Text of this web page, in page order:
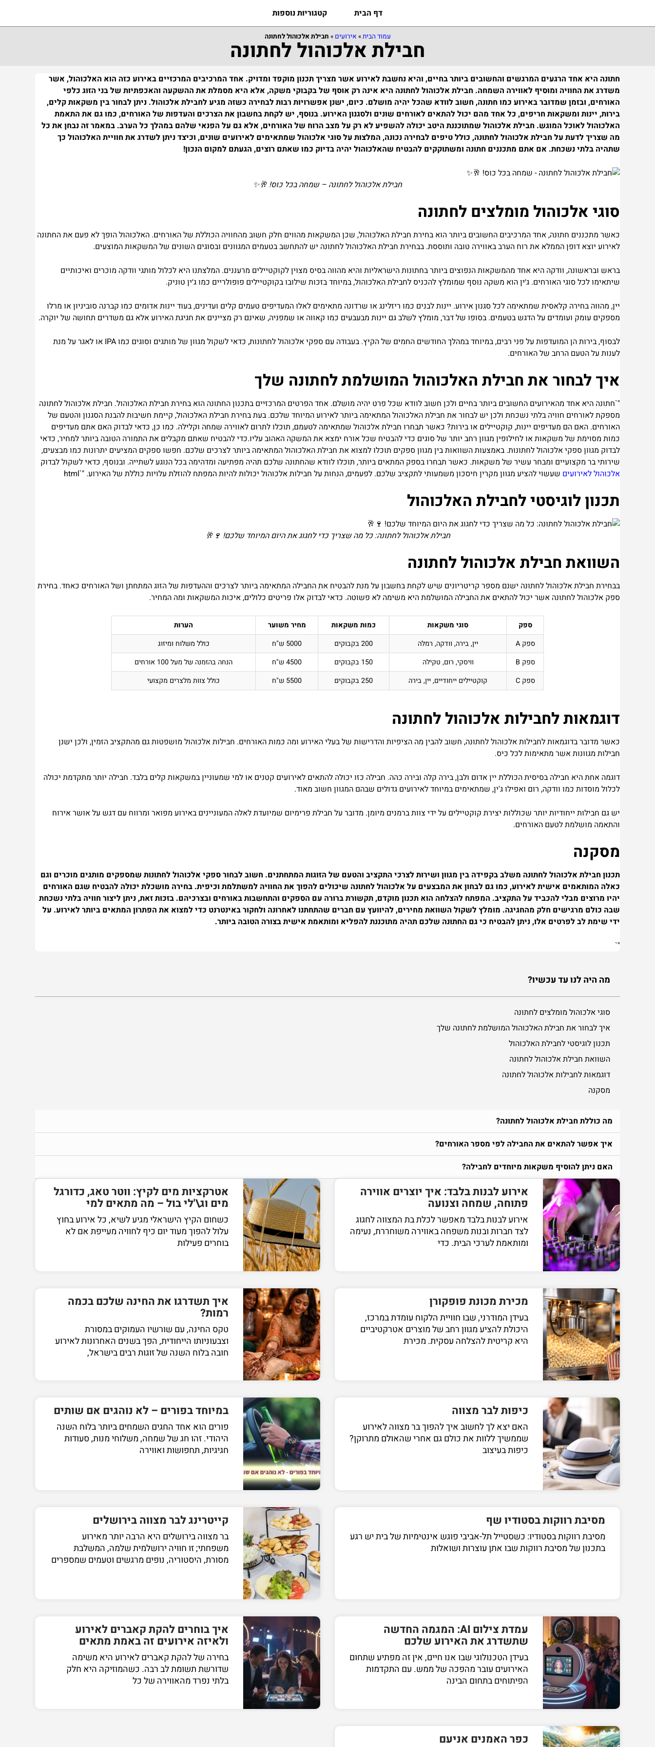
דף הבית קטגוריות נוספות
עמוד הבית» אירועים » חבילת אלכוהול לחתונה
חבילת אלכוהול לחתונה
חתונה היא אחד הרגעים המרגשים והחשובים ביותר בחיים, והיא נחשבת לאירוע אשר מצריך תכנון מוקפד ומדויק. אחד המרכיבים המרכזיים באירוע כזה הוא האלכוהול, אשר
משדרג את החוויה ומוסיף לאווירה השמחה. חבילת אלכוהול לחתונה היא אינה רק אוסף של בקבוקי משקה, אלא היא מסמלת את ההשקעה והאכפתיות של בני הזוג כלפי
האורחים, ובזמן שמדובר באירוע כמו חתונה, חשוב לוודא שהכל יהיה מושלם. כיום, ישנן אפשרויות רבות לבחירה כשזה מגיע לחבילת אלכוהול. ניתן לבחור בין משקאות קלים,
בירות, יינות ומשקאות חריפים, כל אחד מהם יכול להתאים לאורחים שונים ולסגנון האירוע. בנוסף, יש לקחת בחשבון את הצרכים והעדפות של האורחים, כמו גם את התאמת
האלכוהול לאוכל המוגש. חבילת אלכוהול שמתוכננת היטב יכולה להשפיע לא רק על מצב הרוח של האורחים, אלא גם על הפנאי שלהם במהלך כל הערב. במאמר זה נבחן את כל
מה שצריך לדעת על חבילת אלכוהול לחתונה, כולל טיפים לבחירה נכונה, המלצות על סוגי אלכוהול שמתאימים לאירועים שונים, וכיצד ניתן לשדרג את חוויית האלכוהול כך
שתהיה בלתי נשכחת. אם אתם מתכננים חתונה ומשתוקקים להבטיח שהאלכוהול יהיה בדיוק כמו שאתם רוצים, הגעתם למקום הנכון!
חבילת אלכוהול לחתונה – שמחה בכל כוס! 🥂✨
סוגי אלכוהול מומלצים לחתונה
כאשר מתכננים חתונה, אחד המרכיבים החשובים ביותר הוא בחירת חבילת האלכוהול, שכן המשקאות מהווים חלק חשוב מהחוויה הכוללת של האורחים. האלכוהול הופך לא פעם את החתונה
לאירוע יוצא דופן הממלא את רוח הערב באווירה טובה ותוססת. בבחירת חבילת האלכוהול לחתונה יש להתחשב בטעמים המגוונים ובסוגים השונים של המשקאות המוצעים.
בראש ובראשונה, וודקה היא אחד מהמשקאות הנפוצים ביותר בחתונות הישראליות והיא מהווה בסיס מצוין לקוקטיילים מרעננים. המלצתנו היא לכלול מותגי וודקה מוכרים ואיכותיים
שיתאימו לכל סוגי האורחים. ג׳ין הוא משקה נוסף שמומלץ להכניס לחבילת האלכוהול, במיוחד בזכות שילובו בקוקטיילים פופולריים כמו ג׳ין טוניק.
יין, מהווה בחירה קלאסית שמתאימה לכל סגנון אירוע. יינות לבנים כמו ריזלינג או שרדונה מתאימים לאלו המעדיפים טעמים קלים ועדינים, בעוד יינות אדומים כמו קברנה סוביניון או מרלו
מספקים עומק ועומדים על הדגש בטעמים. בסופו של דבר, מומלץ לשלב גם יינות מבעבעים כמו קאווה או שמפניה, שאינם רק מציינים את חגיגת האירוע אלא גם משדרים תחושה של יוקרה.
לבסוף, בירות הן המועדפות על פני רבים, במיוחד במהלך החודשים החמים של הקיץ. בעבודה עם ספקי אלכוהול לחתונות, כדאי לשקול מגוון של מותגים וסוגים כמו IPA או לאגר על מנת
לענות על הטעם הרחב של האורחים.
איך לבחור את חבילת האלכוהול המושלמת לחתונה שלך
"`חתונה היא אחד מהאירועים החשובים ביותר בחיים ולכן חשוב לוודא שכל פרט יהיה מושלם. אחד הפרטים המרכזיים בתכנון החתונה הוא בחירת חבילת האלכוהול. חבילת אלכוהול לחתונה
מספקת לאורחים חוויה בלתי נשכחת ולכן יש לבחור את חבילת האלכוהול המתאימה ביותר לאירוע המיוחד שלכם. בעת בחירת חבילת האלכוהול, קיימת חשיבות להבנת הסגנון והטעם של
האורחים. האם הם מעדיפים יינות, קוקטיילים או בירות? כאשר תבחרו חבילת אלכוהול שמתאימה לטעמם, תוכלו לתרום לאווירה שמחה וקלילה. כמו כן, כדאי לבדוק האם אתם מעדיפים
כמות מסוימת של משקאות או לחילופין מגוון רחב יותר של סוגים כדי להבטיח שכל אורח ימצא את המשקה האהוב עליו.כדי להבטיח שאתם מקבלים את התמורה הטובה ביותר למחיר, כדאי
לבדוק מגוון ספקי אלכוהול לחתונות. באמצעות השוואות בין מגוון ספקים תוכלו למצוא את חבילת האלכוהול המתאימה ביותר לצרכים שלכם. חפשו ספקים המציעים יתרונות כמו מבצעים,
שירותי בר מקצועיים ומבחר עשיר של משקאות. כאשר תבחרו בספק המתאים ביותר, תוכלו לוודא שהחתונה שלכם תהיה מפתיעה ומדהימה בכל הנוגע לשתייה. ובנוסף, כדאי לשקול לבדוק
אלכוהול לאירועים שעשוי להציע מגוון מקרין חיסכון משמעותי לתקציב שלכם. לפעמים, הנחות על חבילות אלכוהול יכולות להיות המפתח להוזלת עלויות כוללת של האירוע. "`html
תכנון לוגיסטי לחבילת האלכוהול
חבילת אלכוהול לחתונה: כל מה שצריך כדי לחגוג את היום המיוחד שלכם! 🍷🥂
השוואת חבילת אלכוהול לחתונה
בבחירת חבילת אלכוהול לחתונה ישנם מספר קריטריונים שיש לקחת בחשבון על מנת להבטיח את החבילה המתאימה ביותר לצרכים וההעדפות של הזוג המתחתן ושל האורחים כאחד. בחירת
ספק אלכוהול לחתונה אשר יכול להתאים את החבילה המושלמת היא משימה לא פשוטה. כדאי לבדוק אלו פריטים כלולים, איכות המשקאות ומה המחיר.
ספק סוגי משקאות כמות משקאות מחיר משוער
הערות
ספק A
יין, בירה, וודקה, רמלה 200 בקבוקים 5000 ש"ח
כולל משלוח ומיזוג
ספק B
וויסקי, רום, טקילה 150 בקבוקים 4500 ש"ח
הנחה בהזמנה של מעל 100 אורחים
ספק C
קוקטיילים ייחודיים, יין, בירה 250 בקבוקים 5500 ש"ח כולל צוות מלצרים מקצועי
דוגמאות לחבילות אלכוהול לחתונה
כאשר מדובר בדוגמאות לחבילות אלכוהול לחתונה, חשוב להבין מה הציפיות והדרישות של בעלי האירוע ומה כמות האורחים. חבילות אלכוהול מושפטות גם מהתקציב הזמין, ולכן ישנן
חבילות מגוונות אשר מתאימות לכל כיס.
דוגמה אחת היא חבילה בסיסית הכוללת יין אדום ולבן, בירה קלה ובירה כהה. חבילה כזו יכולה להתאים לאירועים קטנים או למי שמעוניין במשקאות קלים בלבד. חבילה יותר מתקדמת יכולה
לכלול מוסדות כמו וודקה, רום ואפילו ג'ין, שמתאימים במיוחד לאירועים גדולים שבהם המגוון חשוב מאוד.
יש גם חבילות ייחודיות יותר שכוללות יצירת קוקטיילים על ידי צוות ברמנים מיומן. מדובר על חבילת פרימיום שמיועדת לאלה המעוניינים באירוע מפואר ומרווח עם דגש על אושר אירוח
והתאמה מושלמת לטעם האורחים.
מסקנה
תכנון חבילת אלכוהול לחתונה משלב בקפידה בין מגוון ושירות לצרכי התקציב והטעם של הזוגות המתחתנים. חשוב לבחור ספקי אלכוהול לחתונות שמספקים מותגים מוכרים וגם
כאלה המותאמים אישית לאירוע, כמו גם לבחון את המבצעים על אלכוהול לחתונה שיכולים להפוך את החוויה למשתלמת וכיפית. בחירה מושכלת יכולה להבטיח שגם האורחים
יהיו מרוצים מבלי להכביד על התקציב. המפתח להצלחה הוא תכנון מוקדם, תקשורת ברורה עם הספקים והתחשבות באורחים ובצרכיהם. בזכות זאת, ניתן ליצור חוויה בלתי נשכחת
שבה כולם מרגישים חלק מהחגיגה. מומלץ לשקול השוואת מחירים, להיוועץ עם חברים שהתחתנו לאחרונה ולחקור באינטרנט כדי למצוא את הפתרון המתאים ביותר לאירוע. על
ידי שימת לב לפרטים אלו, ניתן להבטיח כי גם החתונה שלכם תהיה מתוכננת להפליא ומותאמת אישית בצורה הטובה ביותר.
"`
מה היה לנו עד עכשיו?
סוגי אלכוהול מומלצים לחתונה
איך לבחור את חבילת האלכוהול המושלמת לחתונה שלך
תכנון לוגיסטי לחבילת האלכוהול
השוואת חבילת אלכוהול לחתונה
דוגמאות לחבילות אלכוהול לחתונה
מסקנה
מה כוללת חבילת אלכוהול לחתונה?
איך אפשר להתאים את החבילה לפי מספר האורחים?
האם ניתן להוסיף משקאות מיוחדים לחבילה?
אירוע לבנות בלבד: איך יוצרים אווירה
פתוחה, שמחה וצנועה
אירוע לבנות בלבד מאפשר לכלת בת המצווה לחגוג
לצד חברות ובנות משפחה באווירה משוחררת, נעימה
ומותאמת לערכי הבית. כדי
אטרקציות מים לקיץ: ווטר טאג, כדורגל
מים וג\'לי בול – מה מתאים למי
כשחום הקיץ הישראלי מגיע לשיא, כל אירוע בחוץ
עלול להפוך מעוד יום כיף לחוויה מעייפת אם לא
בוחרים פעילות
מכירת מכונת פופקורן
בעידן המודרני, שבו חוויית הלקוח עומדת במרכז,
היכולת להציע מגוון רחב של מוצרים אטרקטיביים
היא קריטית להצלחה עסקית. מכירת
איך תשדרגו את החינה שלכם בכמה
רמות?
טקס החינה, עם שורשיו העמוקים במסורת
וצבעוניותו הייחודית, הפך בשנים האחרונות לאירוע
חובה בלוח השנה של זוגות רבים בישראל,
כיפות לבר מצווה
האם יצא לך לחשוב איך להפוך בר מצווה לאירוע
שממשיך ללוות את כולם גם אחרי שהאולם מתרוקן?
כיפות בעיצוב
במיוחד בפורים – לא נוהגים אם שותים
פורים הוא אחד החגים השמחים ביותר בלוח השנה
היהודי. זהו חג של שמחה, משלוחי מנות, סעודות
חגיגיות, תחפושות ואווירה
מסיבת רווקות בסטודיו שף
מסיבת רווקות בסטודיו: כשסטייל תל-אביבי פוגש אינטימיות של בית יש רגע
בתכנון של מסיבת רווקות שבו אתן עוצרות ושואלות
קייטרינג לבר מצווה בירושלים
בר מצווה בירושלים היא הרבה יותר מאירוע
משפחתי; זו חוויה ירושלמית שלמה, המשלבת
מסורת, היסטוריה, נופים מרגשים וטעמים שמספרים
עמדת צילום AI: המגמה החדשה
שתשדרג את האירוע שלכם
בעידן הטכנולוגי שבו אנו חיים, אין זה מפתיע שתחום
האירועים עובר מהפכה של ממש. עם התקדמות
הפיתוחים בתחום הבינה
איך בוחרים להקת קאברים לאירוע
ולאיזה אירועים זה באמת מתאים
בחירה של להקת קאברים לאירוע היא משימה
שדורשת תשומת לב רבה. כשהמוזיקה היא חלק
בלתי נפרד מהאווירה של כל
כפר האמנים אניעם